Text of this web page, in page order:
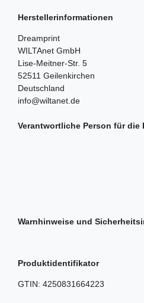
Herstellerinformationen
Dreamprint
WILTAnet GmbH
Lise-Meitner-Str. 5
52511 Geilenkirchen
Deutschland
info@wiltanet.de
Verantwortliche Person für die
Warnhinweise und
Produktidentifikator
GTIN: 4250831664223